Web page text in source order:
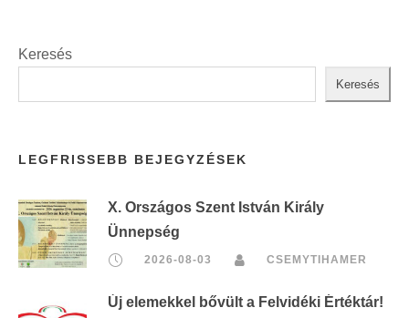
Keresés
Keresés
LEGFRISSEBB BEJEGYZÉSEK
X. Országos Szent István Király
Ünnepség
2026-08-03 CSEMYTIHAMER
Új elemekkel bővült a Felvidéki Értéktár!